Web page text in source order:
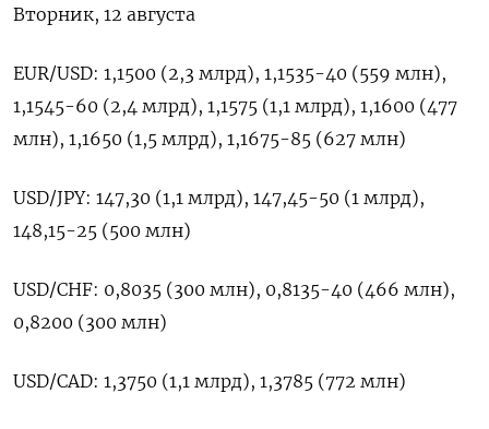
Вторник, 12 августа
EUR/USD: 1,1500 (2,3 млрд), 1,1535-40 (559 млн),
1,1545-60 (2,4 млрд), 1,1575 (1,1 млрд), 1,1600 (477
млн), 1,1650 (1,5 млрд), 1,1675-85 (627 млн)
USD/JPY: 147,30 (1,1 млрд), 147,45-50 (1 млрд),
148,15-25 (500 млн)
USD/CHF: 0,8035 (300 млн), 0,8135-40 (466 млн),
0,8200 (300 млн)
USD/CAD: 1,3750 (1,1 млрд), 1,3785 (772 млн)